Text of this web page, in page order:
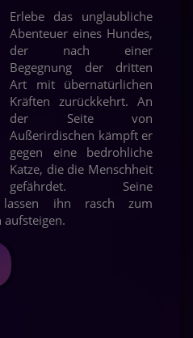
Erlebe das unglaubliche
Abenteuer eines Hundes,
der nach einer
Begegnung der dritten
Art mit übernatürlichen
Kräften zurückkehrt. An
der Seite von
Außerirdischen kämpft er
gegen eine bedrohliche
Katze, die die Menschheit
gefährdet. Seine
lassen ihn rasch zum
aufsteigen.